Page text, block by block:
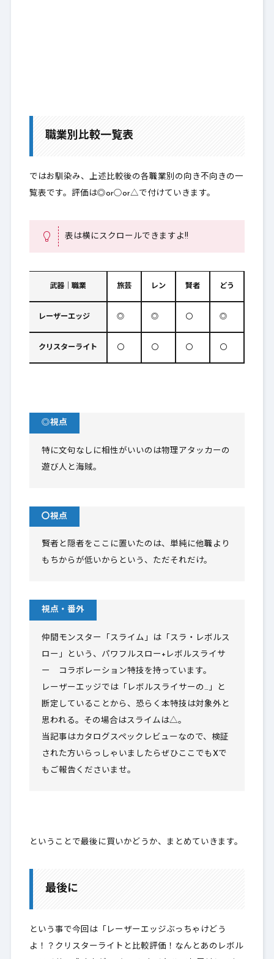
職業別比較一覧表
ではお馴染み、上述比較後の各職業別の向き不向きの一
覧表です。評価は◎or○or△で付けていきます。
表は横にスクロールできますよ!!
武器｜職業 旅芸 レン 賢者 どう
レーザーエッジ ◎ ◎ 〇 ◎
クリスターライト 〇 〇 〇 〇
◎視点
特に文句なしに相性がいいのは物理アタッカーの
遊び人と海賊。
〇視点
賢者と隠者をここに置いたのは、単純に他職より
もちからが低いからという、ただそれだけ。
視点・番外
仲間モンスター「スライム」は「スラ・レボルス
ロー」という、パワフルスロー+レボルスライサ
ー コラボレーション特技を持っています。
レーザーエッジでは「レボルスライサーの…」と
断定していることから、恐らく本特技は対象外と
思われる。その場合はスライムは△。
当記事はカタログスペックレビューなので、検証
された方いらっしゃいましたらぜひここでもXで
もご報告くださいませ。
ということで最後に買いかどうか、まとめていきます。
最後に
という事で今回は「レーザーエッジぶっちゃけどう
よ！？クリスターライトと比較評価！なんとあのレボル